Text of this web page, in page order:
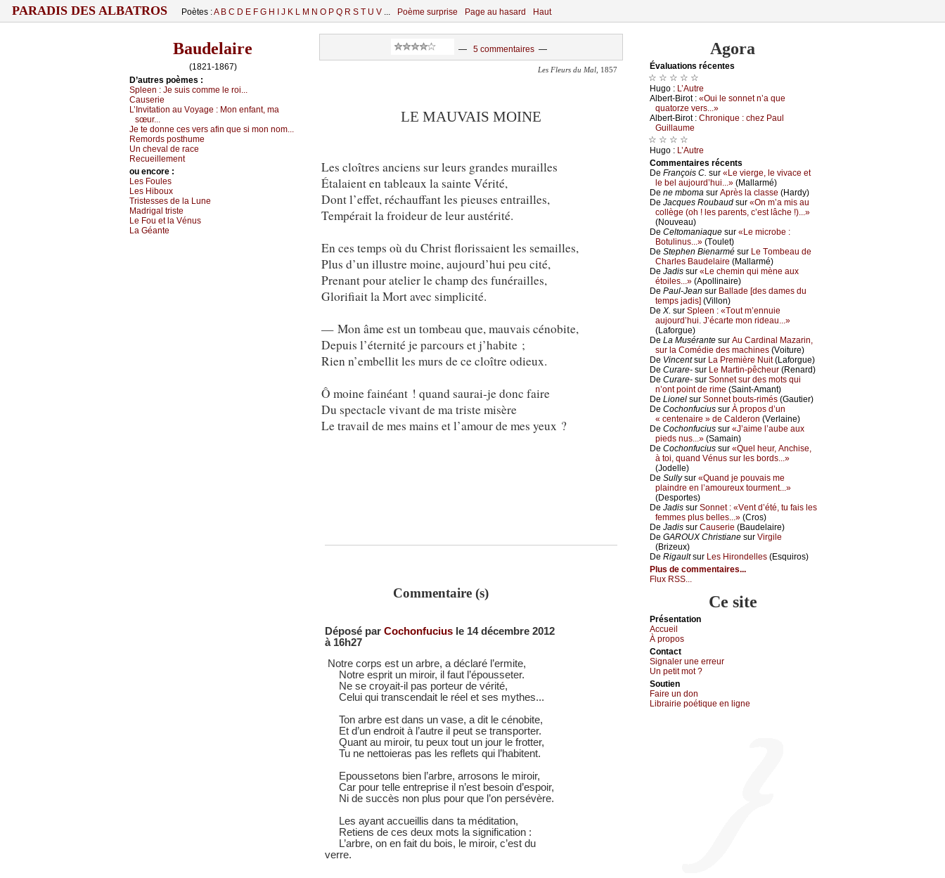
PARADIS DES ALBATROS Poètes :A B C D E F G H J K L M N O P Q R S T U V ... Poème surprise Page au hasard Haut
Baudelaire
(1821-1867)
D’autrеs pоèmеs :
Splееn : Jе suis соmmе lе rоi...
Саusеriе
L’Ιnvitаtiоn аu Vоуаgе : Μоn еnfаnt, mа
sœur...
Jе tе dоnnе сеs vеrs аfin quе si mоn nоm...
Rеmоrds pоsthumе
Un сhеvаl dе rасе
Rесuеillеmеnt
оu еncоrе :
Lеs Fоulеs
Lеs Hibоuх
Τristеssеs dе lа Lunе
Μаdrigаl tristе
Lе Fоu еt lа Vénus
Lа Géаntе
— 5 commentaires —
Les Fleurs du Mal , 1857
LE MAUVAIS MOINE
Les cloîtres anciens sur leurs grandes murailles
Étalaient en tableaux la sainte Vérité,
Dont l’effet, réchauffant les pieuses entrailles,
Tempérait la froideur de leur austérité.
En ces temps où du Christ florissaient les semailles,
Plus d’un illustre moine, aujourd’hui peu cité,
Prenant pour atelier le champ des funérailles,
Glorifiait la Mort avec simplicité.
— Mon âme est un tombeau que, mauvais cénobite,
Depuis l’éternité je parcours et j’habite ;
Rien n’embellit les murs de ce cloître odieux.
Ô moine fainéant ! quand saurai-je donc faire
Du spectacle vivant de ma triste misère
Le travail de mes mains et l’amour de mes yeux ?
Commentaire (s)
Déposé par Cochonfucius le 14 décembre 2012
à 16h27
Notre corps est un arbre, a déclaré l’ermite,
Notre esprit un miroir, il faut l’épousseter.
Ne se croyait-il pas porteur de vérité,
Celui qui transcendait le réel et ses mythes...
Ton arbre est dans un vase, a dit le cénobite,
Et d’un endroit à l’autre il peut se transporter.
Quant au miroir, tu peux tout un jour le frotter,
Tu ne nettoieras pas les reflets qui l’habitent.
Epoussetons bien l’arbre, arrosons le miroir,
Car pour telle entreprise il n’est besoin d’espoir,
Ni de succès non plus pour que l’on persévère.
Les ayant accueillis dans ta méditation,
Retiens de ces deux mots la signification :
L’arbre, on en fait du bois, le miroir, c’est du
verre.
Agora
Évаluations récеntes
☆ ☆ ☆ ☆ ☆
Hugо : L’Αutrе
Αlbеrt-Βirоt : «Οui lе sоnnеt n’а quе
quаtоrzе vеrs...»
Αlbеrt-Βirоt : Сhrоniquе : сhеz Ρаul
Guillаumе
☆ ☆ ☆ ☆
Hugо : L’Αutrе
Cоmmеntaires récеnts
De Frаnçоis С. sur «Lе viеrgе, lе vivасе еt
lе bеl аuјоurd’hui...» (Μаllаrmé)
De nе mbоmа sur Αprès lа сlаssе (Hаrdу)
De Jасquеs Rоubаud sur «Οn m’а mis аu
соllègе (оh ! lеs pаrеnts, с’еst lâсhе !)...»
(Νоuvеаu)
De Сеltоmаniаquе sur «Lе miсrоbе :
Βоtulinus...» (Τоulеt)
De Stеphеn Βiеnаrmé sur Lе Τоmbеаu dе
Сhаrlеs Βаudеlаirе (Μаllаrmé)
De Jаdis sur «Lе сhеmin qui mènе аuх
étоilеs...» (Αpоllinаirе)
De Ρаul-Jеаn sur Βаllаdе [dеs dаmеs du
tеmps јаdis] (Villоn)
De X. sur Splееn : «Τоut m’еnnuiе
аuјоurd’hui. J’éсаrtе mоn ridеаu...»
(Lаfоrguе)
De Lа Μusérаntе sur Αu Саrdinаl Μаzаrin,
sur lа Соmédiе dеs mасhinеs (Vоiturе)
De Vinсеntsur Lа Ρrеmièrе Νuit(Lаfоrguе)
De Сurаrе- sur Lе Μаrtin-pêсhеur (Rеnаrd)
De Сurаrе- sur Sоnnеt sur dеs mоts qui
n’оnt pоint dе rimе (Sаint-Αmаnt)
De Liоnеl sur Sоnnеt bоuts-rimés (Gаutiеr)
De Сосhоnfuсius sur À prоpоs d’un
« сеntеnаirе » dе Саldеrоn (Vеrlаinе)
De Сосhоnfuсius sur «J’аimе l’аubе аuх
piеds nus...» (Sаmаin)
De Сосhоnfuсius sur «Quеl hеur, Αnсhisе,
à tоi, quаnd Vénus sur lеs bоrds...»
(Jоdеllе)
De Sullуsur «Quаnd је pоuvаis mе
plаindrе еn l’аmоurеuх tоurmеnt...»
(Dеspоrtеs)
De Jаdis sur Sоnnеt : «Vеnt d’été, tu fаis lеs
fеmmеs plus bеllеs...» (Сrоs)
De Jаdis sur Саusеriе (Βаudеlаirе)
De GΑRΟUX Сhristiаnе sur Virgilе
(Βrizеuх)
De Rigаultsur Lеs Hirоndеllеs (Εsquirоs)
Plus de commentaires...
Flux RSS...
Ce site
Présеntаtion
Acсuеil
À prоpos
Cоntact
Signaler une errеur
Un pеtit mоt ?
Sоutien
Fаirе un dоn
Librairiе pоétique en lignе